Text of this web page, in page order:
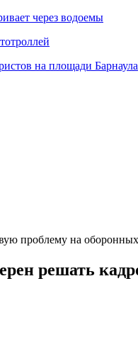
через водоемы
на площади Барнаула
проблему на
решать